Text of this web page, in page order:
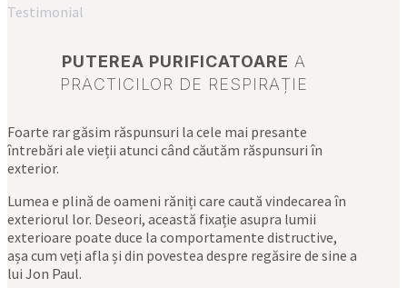
Testimonial
PUTEREA PURIFICATOARE A
PRACTICILOR DE RESPIRAȚIE
Foarte rar găsim răspunsuri la cele mai presante
întrebări ale vieții atunci când căutăm răspunsuri în
exterior.
Lumea e plină de oameni răniți care caută vindecarea în
exteriorul lor. Deseori, această fixație asupra lumii
exterioare poate duce la comportamente distructive,
așa cum veți afla și din povestea despre regăsire de sine a
lui Jon Paul.